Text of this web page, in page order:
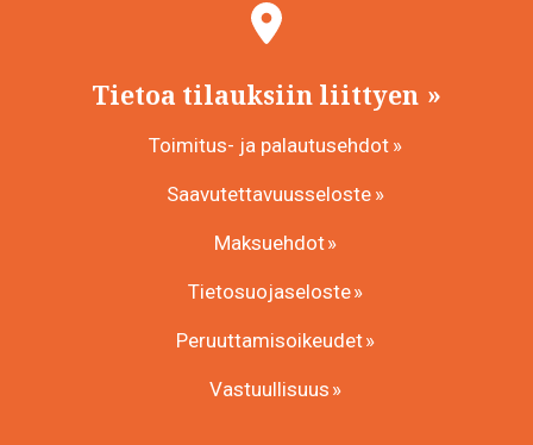
Tietoa tilauksiin liittyen
Toimitus- ja palautusehdot
Saavutettavuusseloste
Maksuehdot
Tietosuojaseloste
Peruuttamisoikeudet
Vastuullisuus